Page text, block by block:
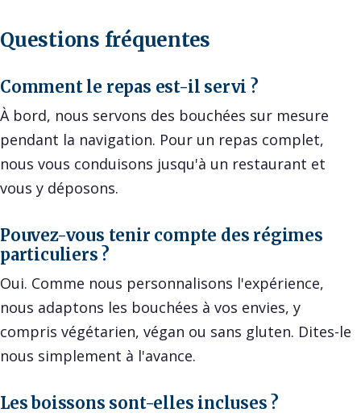
Questions fréquentes
Comment le repas est-il servi ?
À bord, nous servons des bouchées sur mesure
pendant la navigation. Pour un repas complet,
nous vous conduisons jusqu'à un restaurant et
vous y déposons.
Pouvez-vous tenir compte des régimes
particuliers ?
Oui. Comme nous personnalisons l'expérience,
nous adaptons les bouchées à vos envies, y
compris végétarien, végan ou sans gluten. Dites-le
nous simplement à l'avance.
Les boissons sont-elles incluses ?